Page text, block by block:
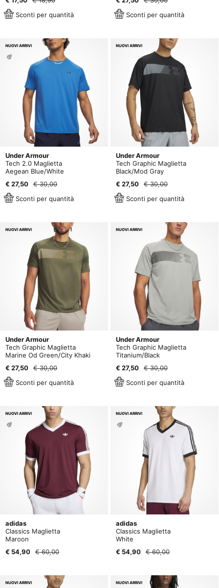
Sconti per quantità
Sconti per quantità
NUOVI ARRIVI
Under Armour
Tech 2.0 Maglietta
Aegean Blue/White
€ 27,50
€ 30,00
Sconti per quantità
NUOVI ARRIVI
Under Armour
Tech Graphic Maglietta
Black/Mod Gray
€ 27,50
€ 30,00
Sconti per quantità
NUOVI ARRIVI
Under Armour
Tech Graphic Maglietta
Marine Od Green/City Khaki
€ 27,50
€ 30,00
Sconti per quantità
NUOVI ARRIVI
Under Armour
Tech Graphic Maglietta
Titanium/Black
€ 27,50
€ 30,00
Sconti per quantità
NUOVI ARRIVI
adidas
Classics Maglietta
Maroon
€ 54,90
€ 60,00
NUOVI ARRIVI
adidas
Classics Maglietta
White
€ 54,90
€ 60,00
NUOVI ARRIVI NUOVI ARRIVI